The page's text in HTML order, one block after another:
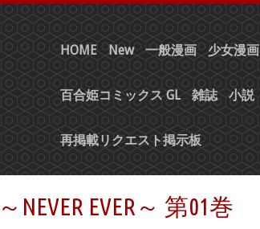
HOME New 一般漫画 少女漫画
百合姫コミックス GL 雑誌 小説
再掲載リクエスト掲示板
EVER～ 第01巻